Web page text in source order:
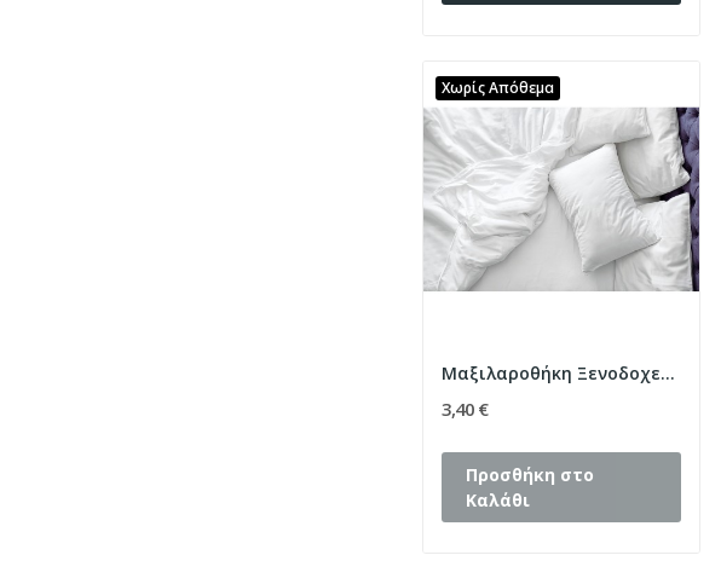
Χωρίς Απόθεμα
Μαξιλαροθήκη Ξενοδοχείου Oxford Lucid Percale...
3,40 €
Προσθήκη στο
Καλάθι